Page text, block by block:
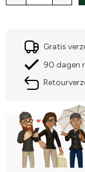
Gratis
90 dagen